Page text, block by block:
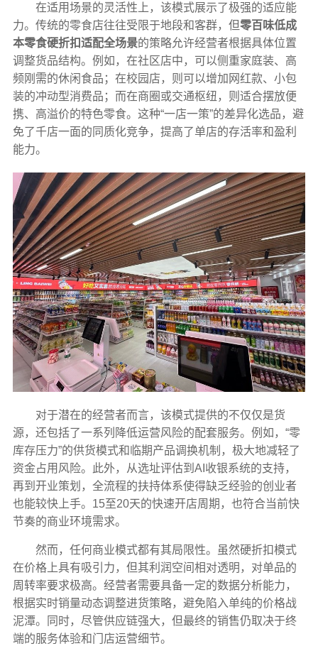
在适用场景的灵活性上，该模式展示了极强的适应能
力。传统的零食店往往受限于地段和客群，但零百味低成
本零食硬折扣适配全场景的策略允许经营者根据具体位置
调整货品结构。例如，在社区店中，可以侧重家庭装、高
频刚需的休闲食品；在校园店，则可以增加网红款、小包
装的冲动型消费品；而在商圈或交通枢纽，则适合摆放便
携、高溢价的特色零食。这种“一店一策”的差异化选品，避
免了千店一面的同质化竞争，提高了单店的存活率和盈利
能力。
对于潜在的经营者而言，该模式提供的不仅仅是货
源，还包括了一系列降低运营风险的配套服务。例如，“零
库存压力”的供货模式和临期产品调换机制，极大地减轻了
资金占用风险。此外，从选址评估到AI收银系统的支持，
再到开业策划，全流程的扶持体系使得缺乏经验的创业者
也能较快上手。15至20天的快速开店周期，也符合当前快
节奏的商业环境需求。
然而，任何商业模式都有其局限性。虽然硬折扣模式
在价格上具有吸引力，但其利润空间相对透明，对单品的
周转率要求极高。经营者需要具备一定的数据分析能力，
根据实时销量动态调整进货策略，避免陷入单纯的价格战
泥潭。同时，尽管供应链强大，但最终的销售仍取决于终
端的服务体验和门店运营细节。